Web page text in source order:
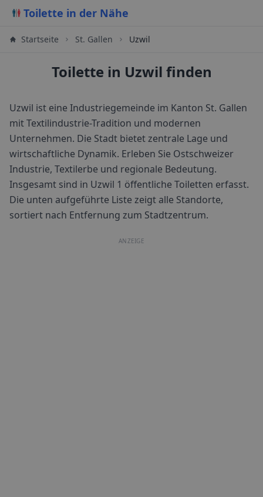
Toilette in der Nähe
Startseite St. Gallen Uzwil
Toilette in Uzwil finden
Uzwil ist eine Industriegemeinde im Kanton St. Gallen
mit Textilindustrie-Tradition und modernen
Unternehmen. Die Stadt bietet zentrale Lage und
wirtschaftliche Dynamik. Erleben Sie Ostschweizer
Industrie, Textilerbe und regionale Bedeutung.
Insgesamt sind in Uzwil 1 öffentliche Toiletten erfasst.
Die unten aufgeführte Liste zeigt alle Standorte,
sortiert nach Entfernung zum Stadtzentrum.
ANZEIGE